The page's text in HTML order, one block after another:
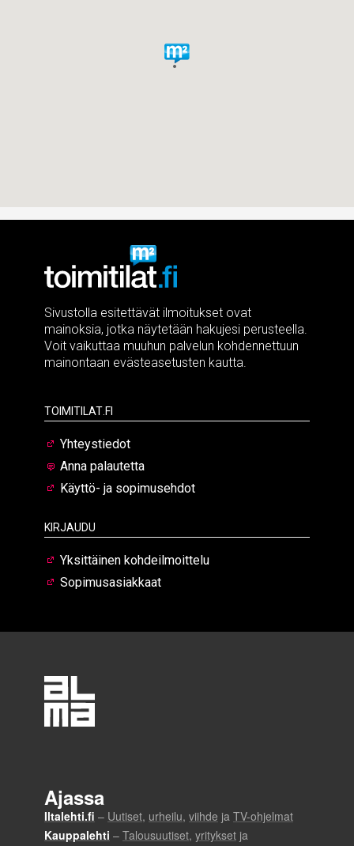
Sivustolla esitettävät ilmoitukset ovat
mainoksia, jotka näytetään hakujesi perusteella.
Voit vaikuttaa muuhun palvelun kohdennettuun
mainontaan evästeasetusten kautta.
Toimitilat.fi
Yhteystiedot
Anna palautetta
Käyttö- ja sopimusehdot
Kirjaudu
Yksittäinen kohdeilmoittelu
Sopimusasiakkaat